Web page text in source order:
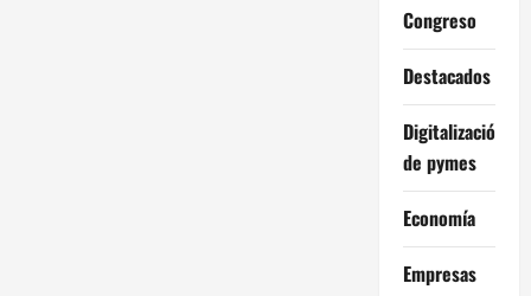
Congreso
Destacados
Digitalización
de pymes
Economía
Empresas